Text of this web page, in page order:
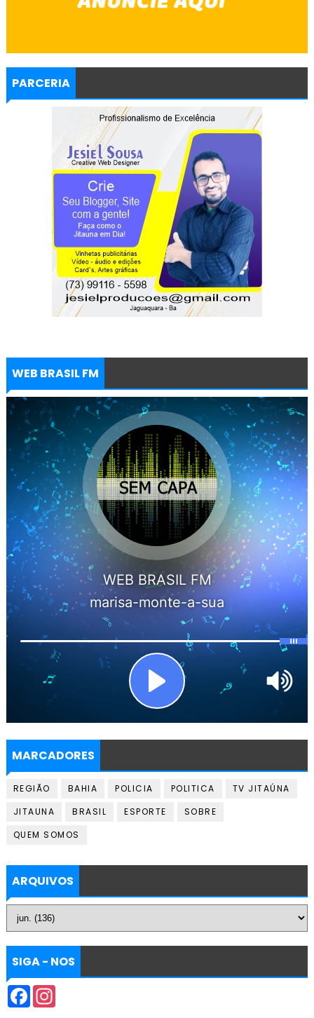
PARCERIA
WEB BRASIL FM
MARCADORES
REGIÃO BAHIA POLICIA POLITICA
TV JITAÚNA
JITAUNA
BRASIL ESPORTE
SOBRE
QUEM SOMOS
ARQUIVOS
SIGA - NOS
F
I